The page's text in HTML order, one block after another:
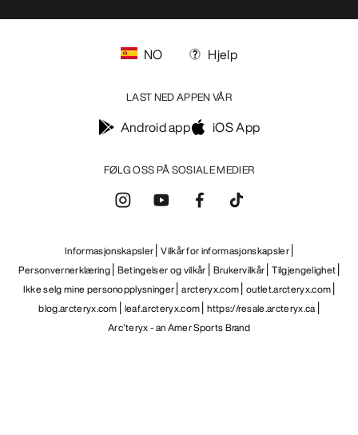
FØLG OSS PÅ SOSIALE MEDIER
NO Hjelp
LAST NED APPEN VÅR
Android app iOS App
Informasjonskapsler Vilkår for informasjonskapsler
Personvernerklæring Betingelser og vilkår Brukervilkår Tilgjengelighet
Ikke selg mine personopplysninger arcteryx.com outlet.arcteryx.com
blog.arcteryx.com leaf.arcteryx.com https://resale.arcteryx.ca
Arc'teryx - an Amer Sports Brand